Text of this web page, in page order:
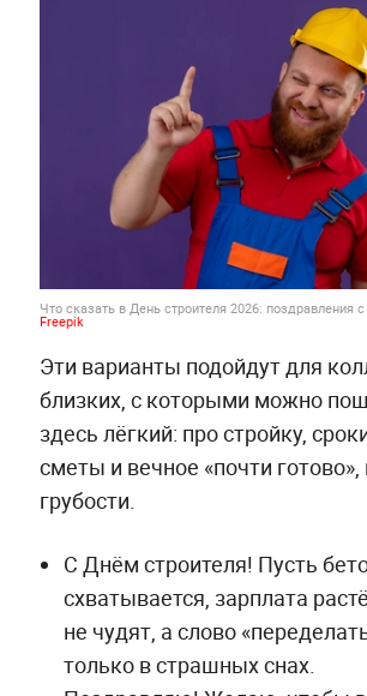
Что сказать в День строителя 2026: поздравления
Freepik
Эти варианты подойдут для
близких, с которыми можно
здесь лёгкий: про стройку,
сметы и вечное «почти готово»,
грубости.
С Днём строителя! Пусть
схватывается, зарплата
не чудят, а слово
только в страшных снах.